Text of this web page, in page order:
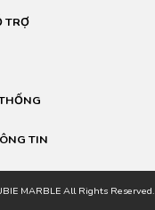
TRỢ
TIN
MARBLE All Rights Reserved.